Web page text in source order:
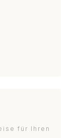
für Ihren